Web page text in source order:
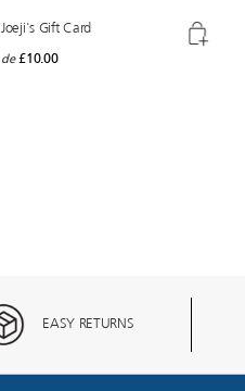
Joeji's Gift Card
de £10.00
EASY RETURNS